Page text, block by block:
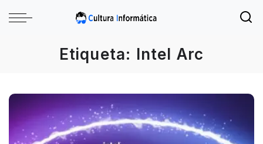
Etiqueta: Intel Arc